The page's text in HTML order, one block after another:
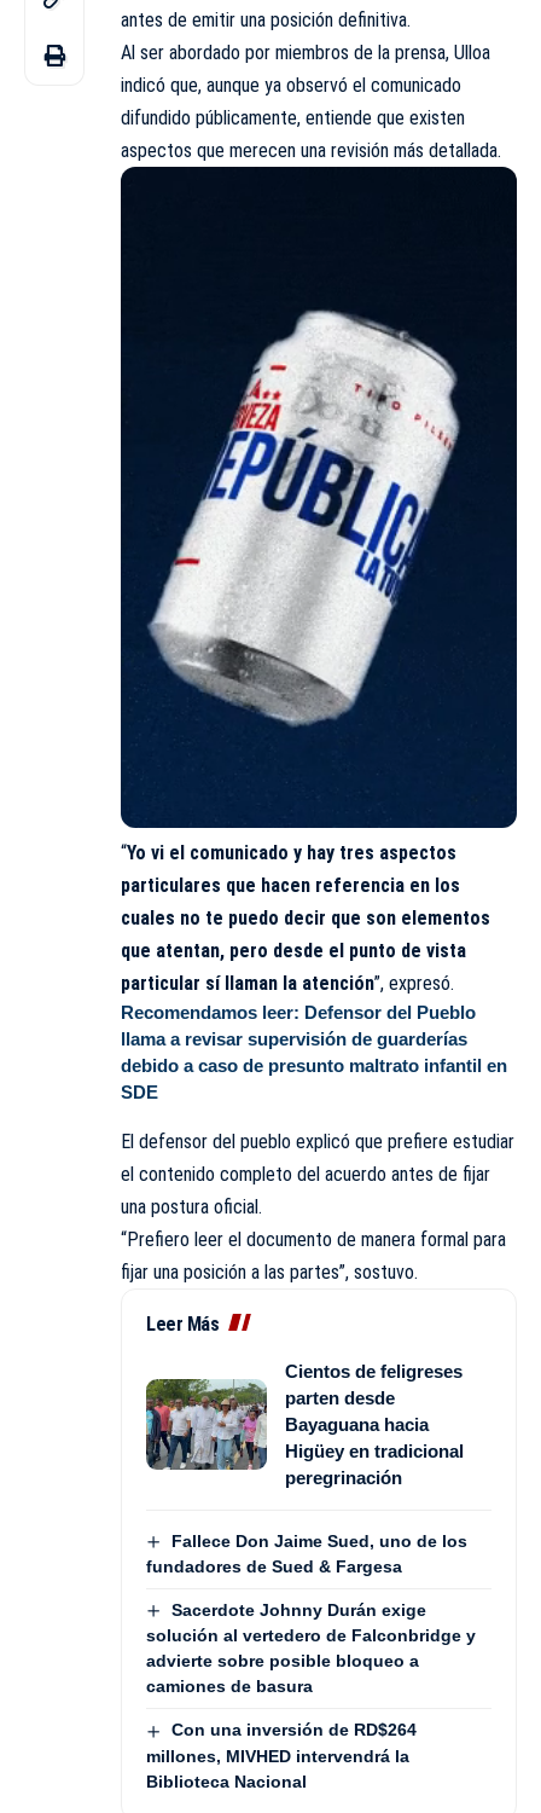
antes de emitir una posición definitiva.
Al ser abordado por miembros de la prensa, Ulloa
indicó que, aunque ya observó el comunicado
difundido públicamente, entiende que existen
aspectos que merecen una revisión más detallada.
“Yo vi el comunicado y hay tres aspectos
particulares que hacen referencia en los
cuales no te puedo decir que son elementos
que atentan, pero desde el punto de vista
particular sí llaman la atención”, expresó.
Recomendamos leer: Defensor del Pueblo
llama a revisar supervisión de guarderías
debido a caso de presunto maltrato infantil en
SDE
El defensor del pueblo explicó que prefiere estudiar
el contenido completo del acuerdo antes de fijar
una postura oficial.
“Prefiero leer el documento de manera formal para
fijar una posición a las partes”, sostuvo.
Leer Más
Cientos de feligreses
parten desde
Bayaguana hacia
Higüey en tradicional
peregrinación
Fallece Don Jaime Sued, uno de los
fundadores de Sued & Fargesa
Sacerdote Johnny Durán exige
solución al vertedero de Falconbridge y
advierte sobre posible bloqueo a
camiones de basura
Con una inversión de RD$264
millones, MIVHED intervendrá la
Biblioteca Nacional